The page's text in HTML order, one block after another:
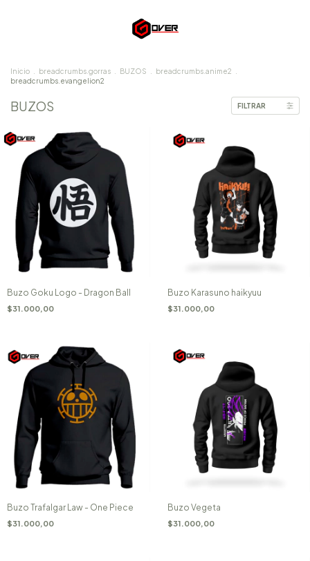
Inicio breadcrumbs.gorras BUZOS breadcrumbs.anime2
breadcrumbs.evangelion2
BUZOS FILTRAR
Buzo Goku Logo - Dragon Ball
$31.000,00
Buzo Karasuno haikyuu
$31.000,00
Buzo Trafalgar Law - One Piece
$31.000,00
Buzo Vegeta
$31.000,00